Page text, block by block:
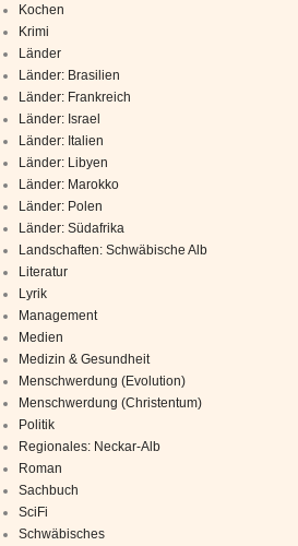
Kochen
Krimi
Länder
Länder: Brasilien
Länder: Frankreich
Länder: Israel
Länder: Italien
Länder: Libyen
Länder: Marokko
Länder: Polen
Länder: Südafrika
Landschaften: Schwäbische Alb
Literatur
Lyrik
Management
Medien
Medizin & Gesundheit
Menschwerdung (Evolution)
Menschwerdung (Christentum)
Politik
Regionales: Neckar-Alb
Roman
Sachbuch
SciFi
Schwäbisches